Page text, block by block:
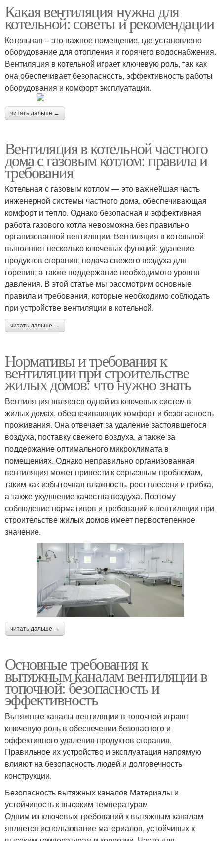
Какая вентиляция нужна для
котельной: советы и рекомендации
Котельная – это важное помещение, где установлено
оборудование для отопления и горячего водоснабжения.
Вентиляция в котельной играет ключевую роль, так как
она обеспечивает безопасность, эффективность работы
оборудования и комфорт эксплуатации.
читать дальше →
Вентиляция в котельной частного
дома с газовым котлом: правила и
требования
Котельная с газовым котлом — это важнейшая часть
инженерной системы частного дома, обеспечивающая
комфорт и тепло. Однако безопасная и эффективная
работа газового котла невозможна без правильно
организованной вентиляции. Вентиляция в котельной
выполняет несколько ключевых функций: удаление
продуктов сгорания, подача свежего воздуха для
горения, а также поддержание необходимого уровня
давления. В этой статье мы рассмотрим основные
правила и требования, которые необходимо соблюдать
при устройстве вентиляции в котельной.
читать дальше →
Нормативы и требования к
вентиляции при строительстве
жилых домов: что нужно знать
Вентиляция является одной из ключевых систем в
жилых домах, обеспечивающих комфорт и безопасность
проживания. Она отвечает за удаление застоявшегося
воздуха, поставку свежего воздуха, а также за
поддержание оптимального микроклимата в
помещениях. Однако неправильно организованная
вентиляция может привести к серьезным проблемам,
таким как избыточная влажность, рост плесени и грибка,
а также ухудшение качества воздуха. Поэтому
соблюдение нормативов и требований к вентиляции при
строительстве жилых домов имеет первостепенное
значение.
читать дальше →
Основные требования к
вытяжным каналам вентиляции в
топочной: безопасность и
эффективность
Вытяжные каналы вентиляции в топочной играют
ключевую роль в обеспечении безопасного и
эффективного удаления продуктов сгорания.
Правильное их устройство и эксплуатация напрямую
влияют на безопасность людей и долговечность
конструкции.
Безопасность вытяжных каналов Материалы и
устойчивость к высоким температурам
Одним из ключевых требований к вытяжным каналам
является использование материалов, устойчивых к